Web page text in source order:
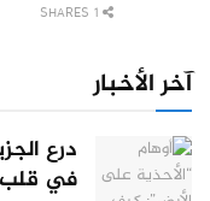
آخر الأخبار
درع
في قلب